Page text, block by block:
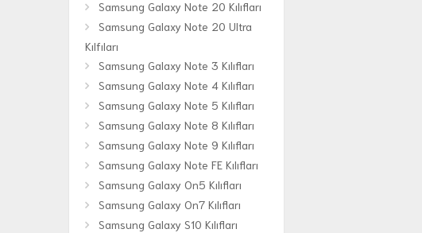
Samsung Galaxy Note 20 Kılıfları
Samsung Galaxy Note 20 Ultra
Kılfıları
Samsung Galaxy Note 3 Kılıfları
Samsung Galaxy Note 4 Kılıfları
Samsung Galaxy Note 5 Kılıfları
Samsung Galaxy Note 8 Kılıfları
Samsung Galaxy Note 9 Kılıfları
Samsung Galaxy Note FE Kılıfları
Samsung Galaxy On5 Kılıfları
Samsung Galaxy On7 Kılıfları
Samsung Galaxy S10 Kılıfları